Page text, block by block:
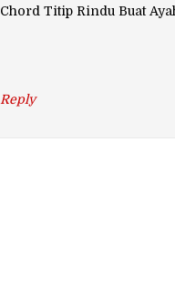
Chord Titip Rindu Buat
Reply